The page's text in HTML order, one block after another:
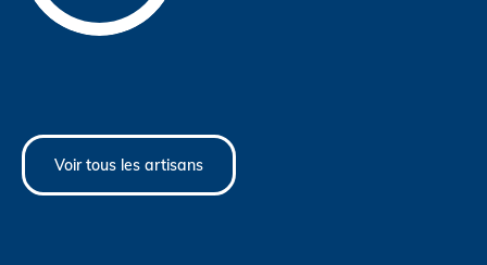
Voir tous les artisans